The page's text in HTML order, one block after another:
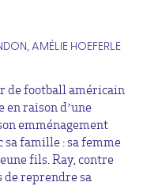
AMÉLIE HOEFERLE
de football américain
en raison d’une
emménagement
sa famille : sa femme
fils. Ray, contre
de reprendre sa